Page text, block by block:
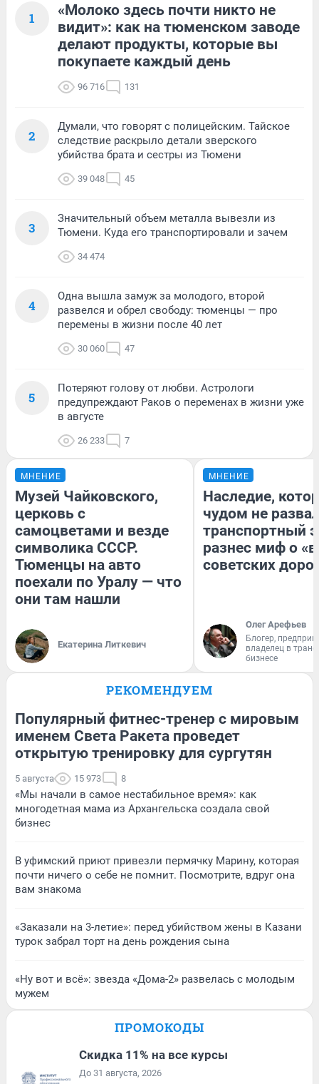
1
«Молоко здесь почти никто не
видит»: как на тюменском заводе
делают продукты, которые вы
покупаете каждый день
96 716 131
2
Думали, что говорят с полицейским. Тайское
следствие раскрыло детали зверского
убийства брата и сестры из Тюмени
39 048 45
3
Значительный объем металла вывезли из
Тюмени. Куда его транспортировали и зачем
34 474
4
Одна вышла замуж за молодого, второй
развелся и обрел свободу: тюменцы — про
перемены в жизни после 40 лет
30 060 47
5
Потеряют голову от любви. Астрологи
предупреждают Раков о переменах в жизни уже
в августе
26 233 7
МНЕНИЕ
Музей Чайковского,
церковь с
самоцветами и везде
символика СССР.
Тюменцы на авто
поехали по Уралу — что
они там нашли
Екатерина Литкевич
МНЕНИЕ
Наследие,
чудом не
транспортный
разнес миф о
советских
Олег Арефьев
Блогер,
владелец в
бизнесе
РЕКОМЕНДУЕМ
Популярный фитнес-тренер с мировым
именем Света Ракета проведет
открытую тренировку для сургутян
5 августа 15 973 8
«Мы начали в самое нестабильное время»: как
многодетная мама из Архангельска создала свой
бизнес
В уфимский приют привезли пермячку Марину, которая
почти ничего о себе не помнит. Посмотрите, вдруг она
вам знакома
«Заказали на 3-летие»: перед убийством жены в Казани
турок забрал торт на день рождения сына
«Ну вот и всё»: звезда «Дома-2» развелась с молодым
мужем
ПРОМОКОДЫ
Скидка 11% на все курсы
До 31 августа, 2026